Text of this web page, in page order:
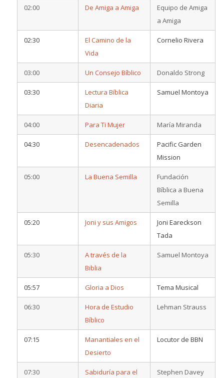
02:00 De Amiga a Amiga
Equipo de Amiga
a Amiga
02:30
El Camino de la
Vida
Cornelio Rivera
03:00 Un Consejo Bíblico Donaldo Strong
03:30
Lectura Bíblica
Diaria
Samuel Montoya
04:00 Para Ti Mujer María Miranda
04:30 Desencadenados
Pacific Garden
Mission
05:00 La Buena Semilla
Fundación
Bíblica a Buena
Semilla
05:20 Joni y sus Amigos
Joni Eareckson
Tada
05:30
A través de la
Biblia
Samuel Montoya
05:57 Gloria a Dios Tema Musical
06:30
Hora de Estudio
Bíblico
Lehman Strauss
07:15
Manantiales en el
Desierto
Locutor de BBN
07:30 Sabiduría para el Stephen Davey